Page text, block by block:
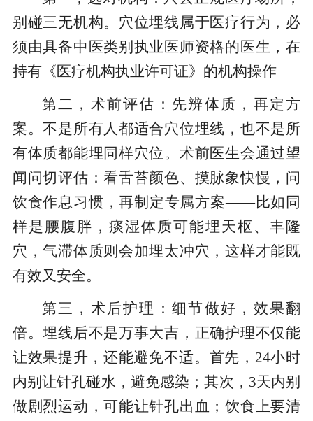
别碰三无机构。穴位埋线属于医疗行为，必
须由具备中医类别执业医师资格的医生，在
持有《医疗机构执业许可证》的机构操作
第二，术前评估：先辨体质，再定方
案。不是所有人都适合穴位埋线，也不是所
有体质都能埋同样穴位。术前医生会通过望
闻问切评估：看舌苔颜色、摸脉象快慢，问
饮食作息习惯，再制定专属方案——比如同
样是腰腹胖，痰湿体质可能埋天枢、丰隆
穴，气滞体质则会加埋太冲穴，这样才能既
有效又安全。
第三，术后护理：细节做好，效果翻
倍。埋线后不是万事大吉，正确护理不仅能
让效果提升，还能避免不适。首先，24小时
内别让针孔碰水，避免感染；其次，3天内别
做剧烈运动，可能让针孔出血；饮食上要清